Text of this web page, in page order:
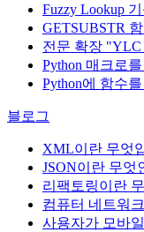
Fuzzy Lookup
GETSUBSTR
전문 확장
Python 매크로
Python에 함수
블로그
XML이란 무엇
JSON이란 무엇
리팩토링이란
컴퓨터 네트워
사용자가 모바